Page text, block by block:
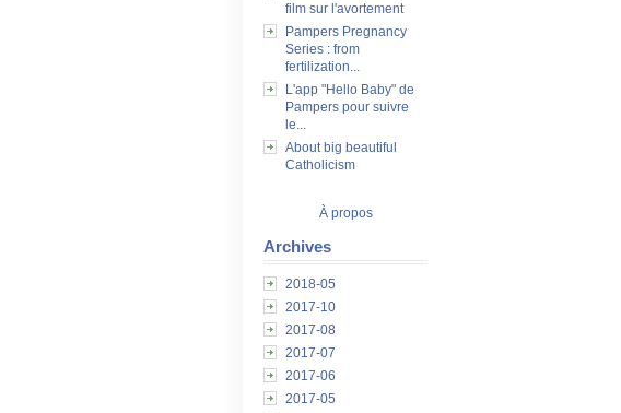
film sur l'avortement
Pampers Pregnancy
Series : from
fertilization...
L'app "Hello Baby" de
Pampers pour suivre
le...
About big beautiful
Catholicism
À propos
Archives
2018-05
2017-10
2017-08
2017-07
2017-06
2017-05